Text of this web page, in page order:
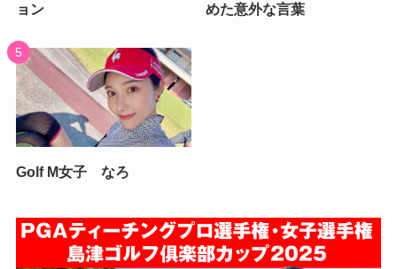
ョン
めた意外な言葉
Golf M女子 なろ